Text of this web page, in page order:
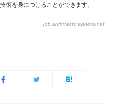
術を身につけることができます。
job.architecturephoto.net